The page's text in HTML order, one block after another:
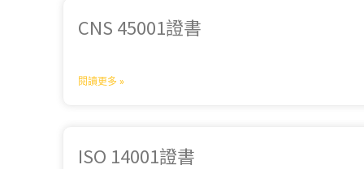
CNS 45001證書
閱讀更多 »
ISO 14001證書